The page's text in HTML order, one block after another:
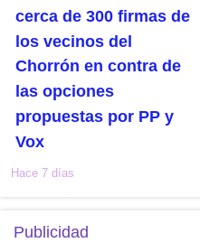
cerca de 300 firmas de
los vecinos del
Chorrón en contra de
las opciones
propuestas por PP y
Vox
Hace 7 días
Publicidad